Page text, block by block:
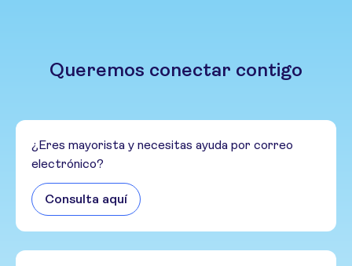
Queremos conectar contigo
¿Eres mayorista y necesitas ayuda por correo
electrónico?
Consulta aquí